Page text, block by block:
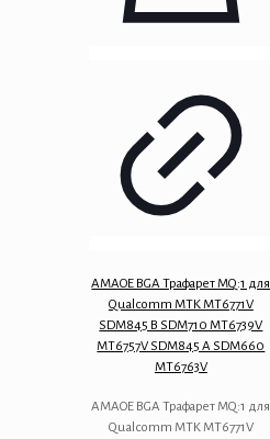
AMAOE BGA Трафарет MQ:1 для
Qualcomm MTK MT6771V
SDM845 B SDM710 MT6739V
MT6757V SDM845 A SDM660
MT6763V
AMAOE BGA Трафарет MQ:1 для
Qualcomm MTK MT6771V